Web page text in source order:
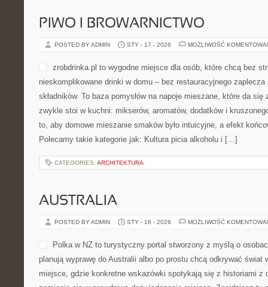
podróżą. Jeśli
wyjaśnienia, które
najbardziej zawiłe zagadnienia. Na stronie czeka połączenie
smaczkami ze świata nauki. Z jednej strony pojawiają się
zapamiętywać, […]
CATEGORIES:ODCHUDZANIE I REDUKCJA
PIWO I BROWARNICTWO
domu – bez
egzotycznych składników.
mieszane, które da się
stoi w kuchni: mikserów,
kruszonego lodu. Strona powstała po to, aby domowe mieszanie